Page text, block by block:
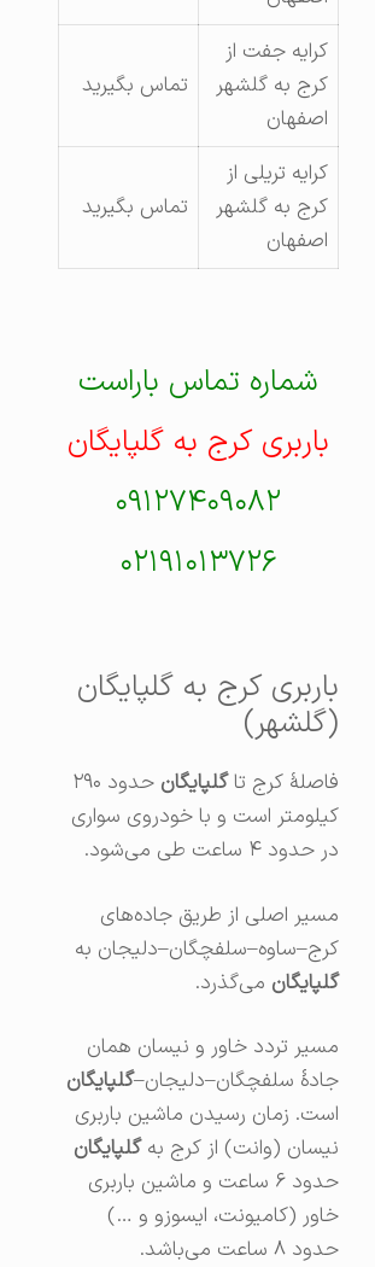
کرایه جفت از
کرج به گلشهر
اصفهان
تماس بگیرید
کرایه تریلی از
کرج به گلشهر
اصفهان
تماس بگیرید
شماره تماس باراست
باربری کرج به گلپایگان
۰۹۱۲۷۴۰۹۰۸۲
۰۲۱۹۱۰۱۳۷۲۶
باربری کرج به گلپایگان
(گلشهر)
فاصلهٔ کرج تاگلپایگان
حدود ۲۹۰
کیلومتر است و با خودروی سواری
در حدود ۴ ساعت طی می‌شود.
مسیر اصلی از طریق جاده‌های
کرج–ساوه–سلفچگان–دلیجان به
گلپایگانمی‌گذرد.
مسیر تردد خاور و نیسان همان
جادهٔ سلفچگان–دلیجان–گلپایگان
است. زمان رسیدن ماشین باربری
نیسان (وانت) از کرج بهگلپایگان
حدود ۶ ساعت و ماشین باربری
خاور (کامیونت، ایسوزو و …)
حدود ۸ ساعت می‌باشد.